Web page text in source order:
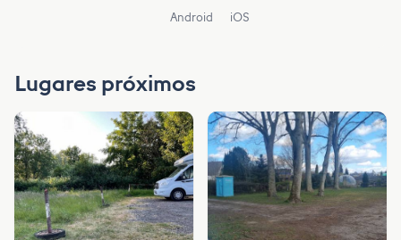
Android iOS
Lugares próximos